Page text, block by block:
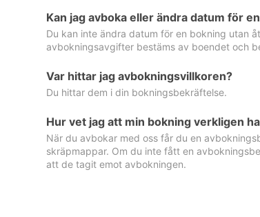
Kan jag avboka eller ändra datum för
Du kan inte ändra datum för en bokning utan
avbokningsavgifter bestäms av boendet och
Var hittar jag avbokningsvillkoren?
Du hittar dem i din bokningsbekräftelse.
Hur vet jag att min bokning verkligen
När du avbokar med oss får du en
skräpmappar. Om du inte fått en
att de tagit emot avbokningen.